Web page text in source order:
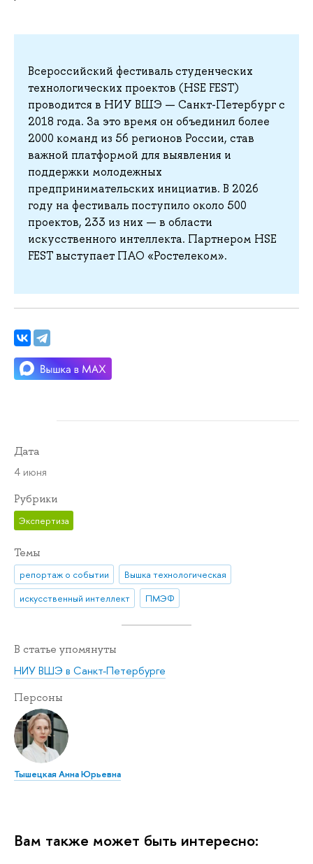
Всероссийский фестиваль студенческих
технологических проектов (HSE FEST)
проводится в НИУ ВШЭ — Санкт-Петербург c
2018 года. За это время он объединил более
2000 команд из 56 регионов России, став
важной платформой для выявления и
поддержки молодежных
предпринимательских инициатив. В 2026
году на фестиваль поступило около 500
проектов, 233 из них — в области
искусственного интеллекта. Партнером HSE
FEST выступает ПАО «Ростелеком».
Дата
4 июня
Рубрики
Экспертиза
Темы
репортаж о событии
Вышка технологическая
искусственный интеллект
ПМЭФ
В статье упомянуты
НИУ ВШЭ в Санкт-Петербурге
Персоны
Тышецкая Анна Юрьевна
Вам также может быть интересно: